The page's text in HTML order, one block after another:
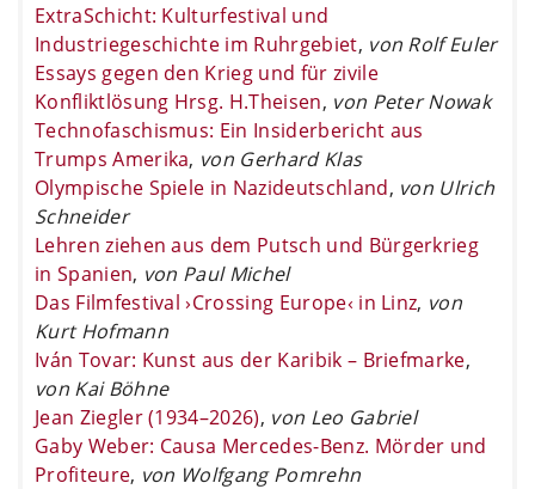
ExtraSchicht: Kulturfestival und
Industriegeschichte im Ruhrgebiet, von Rolf Euler
Essays gegen den Krieg und für zivile
Konfliktlösung Hrsg. H.Theisen, von Peter Nowak
Technofaschismus: Ein Insiderbericht aus
Trumps Amerika, von Gerhard Klas
Olympische Spiele in Nazideutschland, von Ulrich
Schneider
Lehren ziehen aus dem Putsch und Bürgerkrieg
in Spanien, von Paul Michel
Das Filmfestival ›Crossing Europe‹ in Linz, von
Kurt Hofmann
Iván Tovar: Kunst aus der Karibik – Briefmarke,
von Kai Böhne
Jean Ziegler (1934–2026), von Leo Gabriel
Gaby Weber: Causa Mercedes-Benz. Mörder und
Profiteure, von Wolfgang Pomrehn